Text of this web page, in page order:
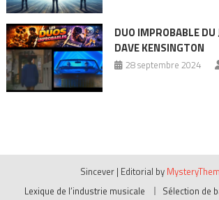
DUO IMPROBABLE
DAVE KENSINGTON
28 septembre 2024
Sincever | Editorial by
Lexique de l’industrie musicale
Sélection de